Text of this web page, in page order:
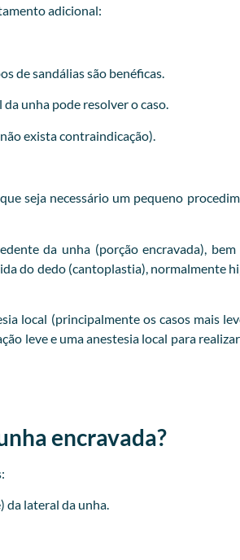
adicional:
de sandálias são benéficas.
unha pode resolver o caso.
exista contraindicação).
seja necessário um pequeno
da unha (porção encravada),
do dedo (cantoplastia), normalmente
local (principalmente os casos mais
leve e uma anestesia local para
encravada?
da lateral da unha.